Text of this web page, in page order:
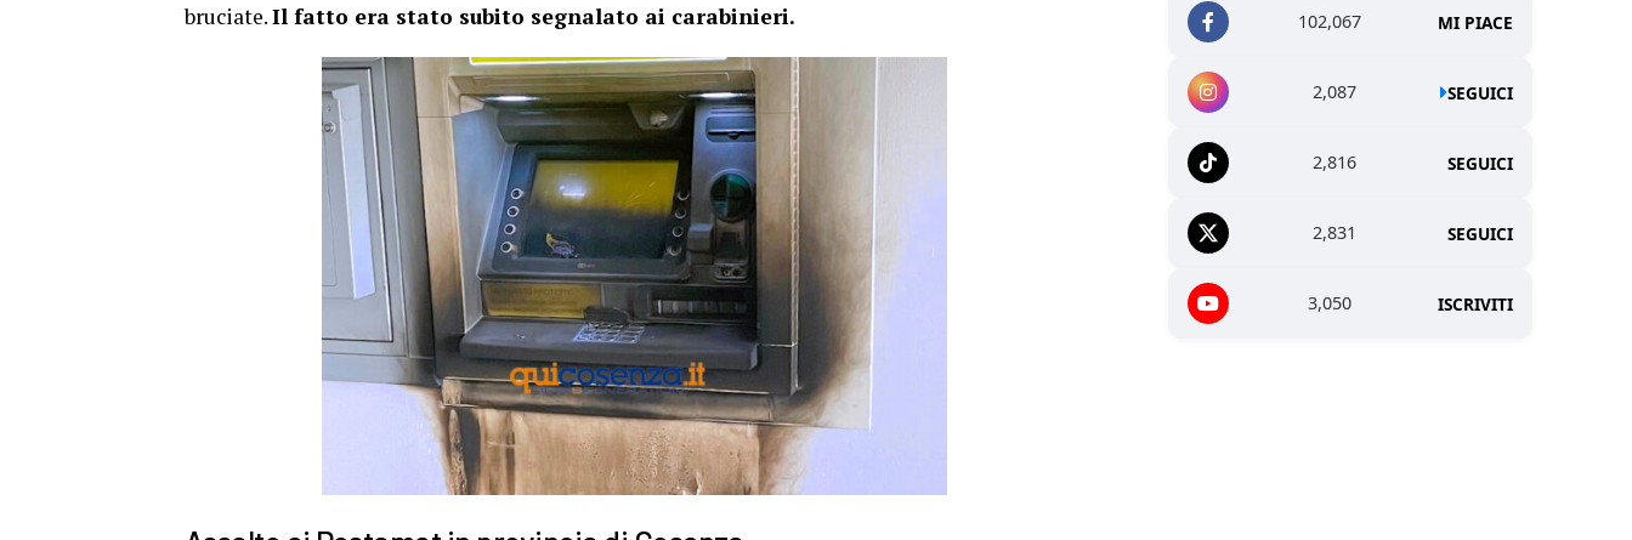
bruciate.Il fatto era stato subito segnalato ai carabinieri. 102,067 MI PIACE
2,087 SEGUICI
2,816 SEGUICI
2,831 SEGUICI
3,050 ISCRIVITI